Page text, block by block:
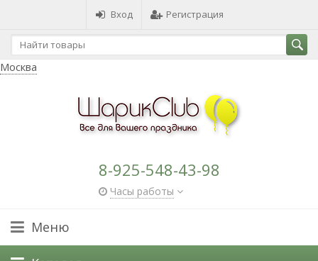
Вход Регистрация
Москва
8-925-548-43-98
Часы работы
Меню